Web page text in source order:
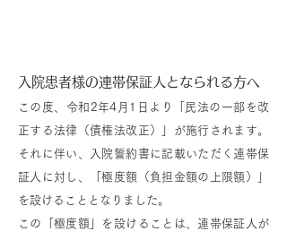
入院患者様の連帯保証人となられる方へ
この度、令和2年4月1日より「民法の一部を改
正する法律（債権法改正）」が施行されます。
それに伴い、入院誓約書に記載いただく連帯保
証人に対し、「極度額（負担金額の上限額）」
を設けることとなりました。
この「極度額」を設けることは、連帯保証人が